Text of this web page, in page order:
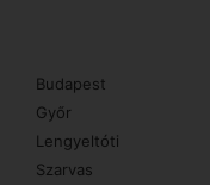
Budapest
Győr
Lengyeltóti
Szarvas